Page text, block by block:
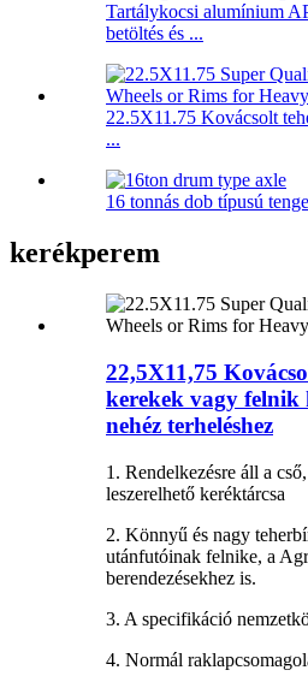
Tartálykocsi alumínium
betöltés és ...
22.5X11.75 Kovácsolt
...
16 tonnás dob típusú
kerékperem
22,5X11,75
kerekek vagy felnik
nehéz terheléshez
1. Rendelkezésre áll a
leszerelhető keréktárcsa
2. Könnyű és nagy
utánfutóinak felnike, a
berendezésekhez is.
3. A specifikáció
4. Normál